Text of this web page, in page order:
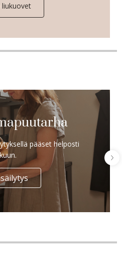
liukuovet
pääset helposti